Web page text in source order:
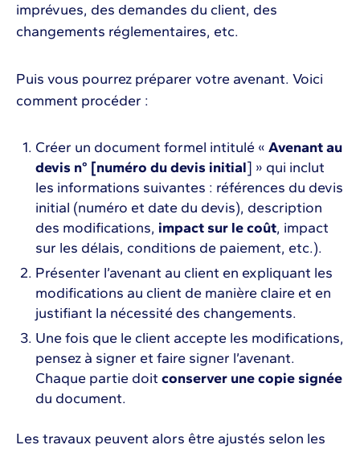
imprévues, des demandes du client, des
changements réglementaires, etc.
Puis vous pourrez préparer votre avenant. Voici
comment procéder :
Créer un document formel intitulé « Avenant au
devis n° [numéro du devis initial] » qui inclut
les informations suivantes : références du devis
initial (numéro et date du devis), description
des modifications, impact sur le coût, impact
sur les délais, conditions de paiement, etc.).
Présenter l’avenant au client en expliquant les
modifications au client de manière claire et en
justifiant la nécessité des changements.
Une fois que le client accepte les modifications,
pensez à signer et faire signer l’avenant.
Chaque partie doit conserver une copie signée
du document.
Les travaux peuvent alors être ajustés selon les